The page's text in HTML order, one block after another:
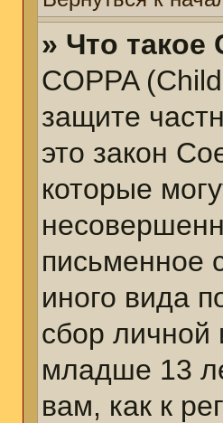
» Что такое
COPPA
защите
это закон
которые
письменное
иного вида
сбор
младше 13
вам, как к